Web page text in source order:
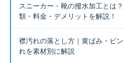
スニーカー・靴の撥水加工とは
類・料金・デメリットを解説！
襟汚れの落とし方｜黄ばみ・ピ
れを素材別に解説